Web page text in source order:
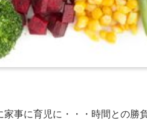
事に育児に・・・時間との勝